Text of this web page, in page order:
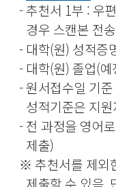
- 추천서 1부 : 우
경우 스캔본 전
- 대학(원) 성적증
- 대학(원) 졸업(
- 원서접수일 기
성적기준은 지
- 전 과정을 영어
제출)
※ 추천서를 제외